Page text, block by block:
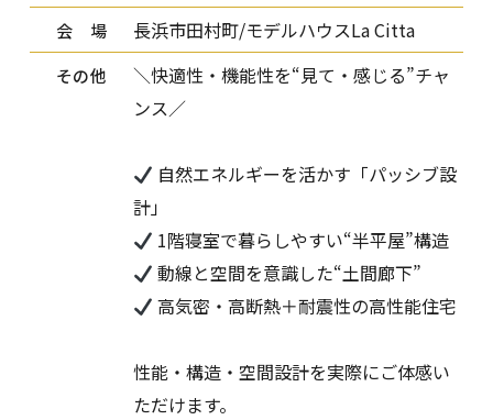
会 場 長浜市田村町/モデルハウスLa Citta
その他
＼快適性・機能性を“見て・感じる”チャ
ンス／
自然エネルギーを活かす「パッシブ設
計」
1階寝室で暮らしやすい“半平屋”構造
動線と空間を意識した“土間廊下”
高気密・高断熱＋耐震性の高性能住宅
性能・構造・空間設計を実際にご体感い
ただけます。